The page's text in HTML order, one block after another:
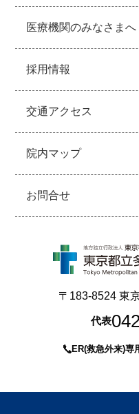
医療機関のみなさまへ
採用情報
交通アクセス
院内マップ
お問合せ
〒183-8524 東
代表
ER(救急外来)専